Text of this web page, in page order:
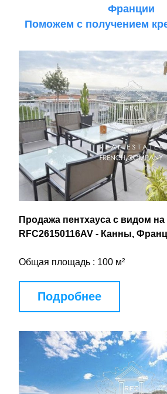
Франции
Поможем с получением
Продажа пентхауса с видом
RFC26150116AV - Канны,
Общая площадь : 100 м²
Подробнее